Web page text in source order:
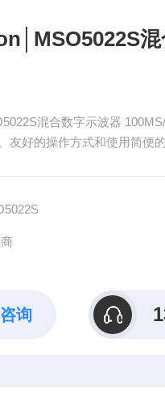
混合数字示波器
友好的操作方式和使用简便
屏，简便地查看数字波形及
触发、数据宽度触发;4、总
输协议;
询